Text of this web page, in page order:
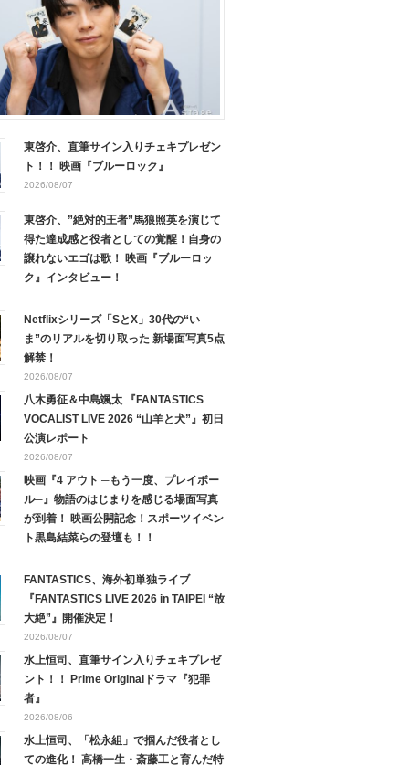
東啓介、直筆サイン入りチェキプレゼン
ト！！ 映画『ブルーロック』
2026/08/07
東啓介、”絶対的王者”馬狼照英を演じて
得た達成感と役者としての覚醒！自身の
譲れないエゴは歌！ 映画『ブルーロッ
ク』インタビュー！
Netflixシリーズ「SとX」30代の“い
ま”のリアルを切り取った 新場面写真5点
解禁！
2026/08/07
八木勇征＆中島颯太 『FANTASTICS
VOCALIST LIVE 2026 “山羊と犬”』初日
公演レポート
2026/08/07
映画『4 アウト ─もう一度、プレイボー
ル─』物語のはじまりを感じる場面写真
が到着！ 映画公開記念！スポーツイベン
ト黒島結菜らの登壇も！！
FANTASTICS、海外初単独ライブ
『FANTASTICS LIVE 2026 in TAIPEI “放
大絶”』開催決定！
2026/08/07
水上恒司、直筆サイン入りチェキプレゼ
ント！！ Prime Originalドラマ『犯罪
者』
2026/08/06
水上恒司、「松永組」で掴んだ役者とし
ての進化！ 高橋一生・斎藤工と育んだ特